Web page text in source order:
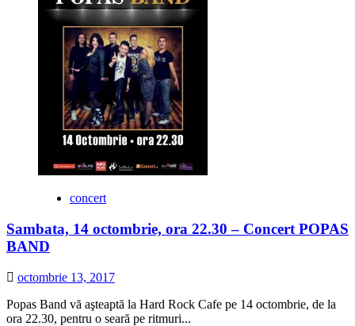
concert
Sambata, 14 octombrie, ora 22.30 – Concert POPAS
BAND
octombrie 13, 2017
Popas Band vă aşteaptă la Hard Rock Cafe pe 14 octombrie, de la
ora 22.30, pentru o seară pe ritmuri...